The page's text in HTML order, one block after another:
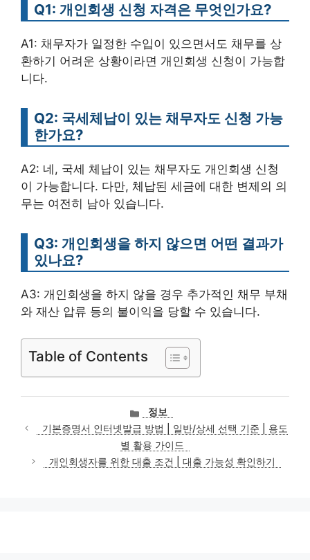
Q1: 개인회생 신청 자격은 무엇인가요?
A1: 채무자가 일정한 수입이 있으면서도 채무를 상
환하기 어려운 상황이라면 개인회생 신청이 가능합
니다.
Q2: 국세체납이 있는 채무자도 신청 가능
한가요?
A2: 네, 국세 체납이 있는 채무자도 개인회생 신청
이 가능합니다. 다만, 체납된 세금에 대한 변제의 의
무는 여전히 남아 있습니다.
Q3: 개인회생을 하지 않으면 어떤 결과가
있나요?
A3: 개인회생을 하지 않을 경우 추가적인 채무 부채
와 재산 압류 등의 불이익을 당할 수 있습니다.
Table of Contents
카
테
고
리
정보
기본증명서 인터넷발급 방법 | 일반/상세 선택 기준 | 용도
별 활용 가이드
개인회생자를 위한 대출 조건 | 대출 가능성 확인하기